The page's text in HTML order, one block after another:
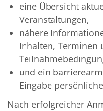
eine Übersicht
Veranstaltungen,
nähere
Inhalten, Terminen
und ein
Eingabe
Nach erfolgreicher